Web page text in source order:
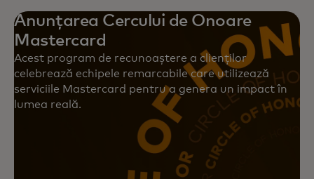
Anunțarea Cercului de Onoare
Mastercard
Acest program de recunoaștere a clienților
celebrează echipele remarcabile care utilizează
serviciile Mastercard pentru a genera un impact în
lumea reală.